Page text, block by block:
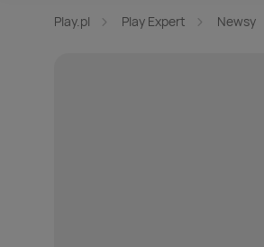
Play.pl Play Expert Newsy